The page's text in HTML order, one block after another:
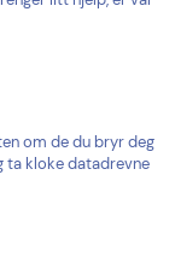
om de du bryr deg
ta kloke datadrevne